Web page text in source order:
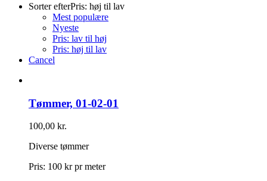
Sorter efterPris: høj til lav
Mest populære
Nyeste
Pris: lav til høj
Pris: høj til lav
Cancel
Tømmer, 01-02-01
100,00 kr.
Diverse tømmer
Pris: 100 kr pr meter